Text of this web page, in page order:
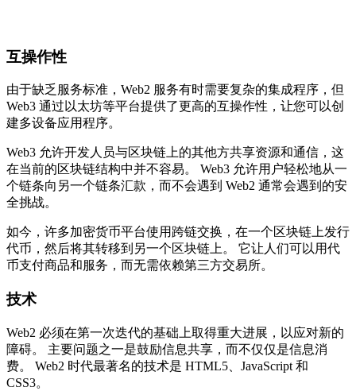
互操作性
由于缺乏服务标准，Web2 服务有时需要复杂的集成程序，但
Web3 通过以太坊等平台提供了更高的互操作性，让您可以创
建多设备应用程序。
Web3 允许开发人员与区块链上的其他方共享资源和通信，这
在当前的区块链结构中并不容易。 Web3 允许用户轻松地从一
个链条向另一个链条汇款，而不会遇到 Web2 通常会遇到的安
全挑战。
如今，许多加密货币平台使用跨链交换，在一个区块链上发行
代币，然后将其转移到另一个区块链上。 它让人们可以用代
币支付商品和服务，而无需依赖第三方交易所。
技术
Web2 必须在第一次迭代的基础上取得重大进展，以应对新的
障碍。 主要问题之一是鼓励信息共享，而不仅仅是信息消
费。 Web2 时代最著名的技术是 HTML5、JavaScript 和
CSS3。